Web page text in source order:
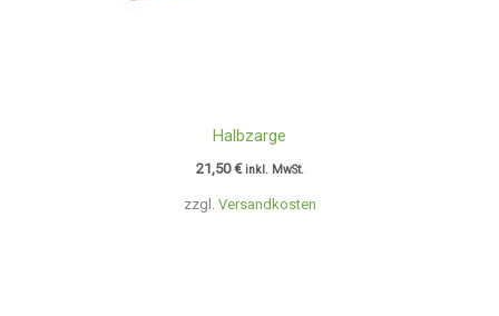
zzgl. Versandkosten
Halbzarge
21,50€ inkl. MwSt.